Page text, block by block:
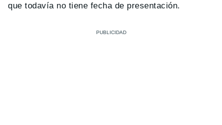
que todavía no tiene fecha de presentación.